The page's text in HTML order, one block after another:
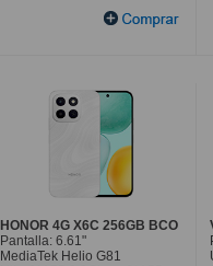
HONOR 4G X6C 256GB BCO
Pantalla: 6.61"
MediaTek Helio G81